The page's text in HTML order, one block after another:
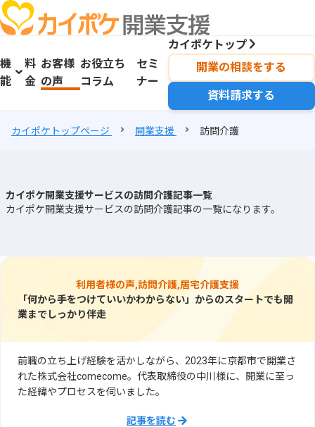
機
能
料
金
お客様
の声
お役立ち
コラム
セミ
ナー
カイポケトップ
開業の相談をする
資料請求する
カイポケトップページ 開業支援 訪問介護
カイポケ開業支援サービスの訪問介護記事一覧
カイポケ開業支援サービスの訪問介護記事の一覧になります。
利用者様の声,訪問介護,居宅介護支援
「何から手をつけていいかわからない」からのスタートでも開
業までしっかり伴走
前職の立ち上げ経験を活かしながら、2023年に京都市で開業さ
れた株式会社comecome。代表取締役の中川様に、開業に至っ
た経緯やプロセスを伺いました。
記事を読む